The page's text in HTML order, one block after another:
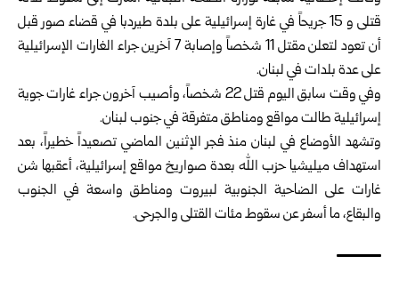
قتلى و 15 جريحاً في غارة إسرائيلية على بلدة طيردبا في قضاء صور قبل
أن تعود لتعلن مقتل 11 شخصاً وإصابة 7 آخرين جراء الغارات الإسرائيلية
على عدة بلدات في لبنان.
وفي وقت سابق اليوم قتل 22 شخصاً، وأصيب آخرون جراء غارات جوية
إسرائيلية طالت مواقع ومناطق متفرقة في جنوب لبنان.
وتشهد الأوضاع في لبنان منذ فجر الإثنين الماضي تصعيداً خطيراً، بعد
استهداف ميليشيا حزب الله بعدة صواريخ مواقع إسرائيلية، أعقبها شن
غارات على الضاحية الجنوبية لبيروت ومناطق واسعة في الجنوب
والبقاع، ما أسفر عن سقوط مئات القتلى والجرحى.